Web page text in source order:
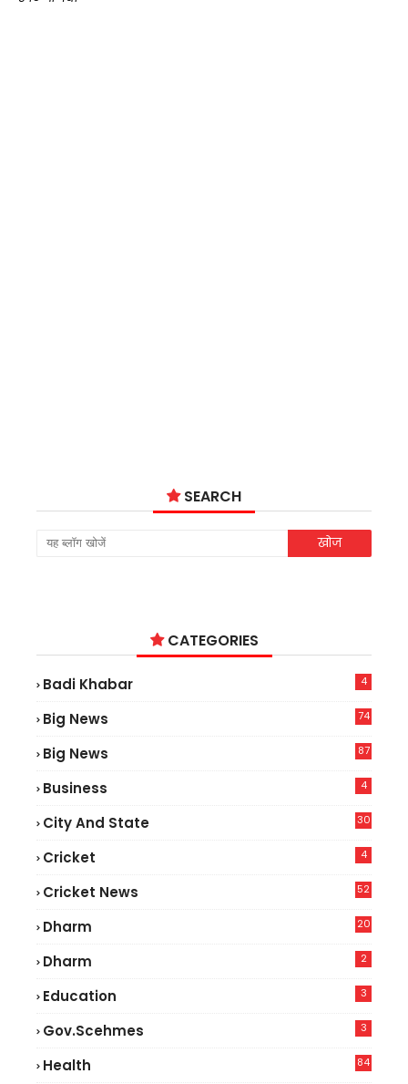
SEARCH
CATEGORIES
Badi Khabar 4
Big News
74
Big News
87
Business 4
City And State 30
Cricket 4
Cricket News
52
Dharm 20
Dharm 2
Education 3
Gov.scehmes 3
Health
84